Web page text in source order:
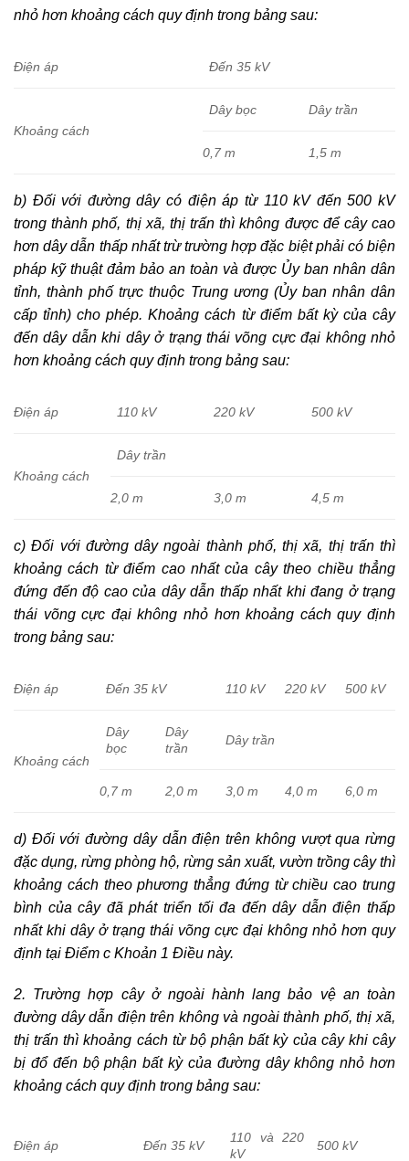
nhỏ hơn khoảng cách quy định trong bảng sau:
Điện áp Đến 35 kV
Khoảng cách
Dây bọc Dây trần
0,7 m 1,5 m
b) Đối với đường dây có điện áp từ 110 kV đến 500 kV
trong thành phố, thị xã, thị trấn thì không được để cây cao
hơn dây dẫn thấp nhất trừ trường hợp đặc biệt phải có biện
pháp kỹ thuật đảm bảo an toàn và được Ủy ban nhân dân
tỉnh, thành phố trực thuộc Trung ương (Ủy ban nhân dân
cấp tỉnh) cho phép. Khoảng cách từ điểm bất kỳ của cây
đến dây dẫn khi dây ở trạng thái võng cực đại không nhỏ
hơn khoảng cách quy định trong bảng sau:
Điện áp 110 kV 220 kV 500 kV
Khoảng cách
Dây trần
2,0 m 3,0 m 4,5 m
c) Đối với đường dây ngoài thành phố, thị xã, thị trấn thì
khoảng cách từ điểm cao nhất của cây theo chiều thẳng
đứng đến độ cao của dây dẫn thấp nhất khi đang ở trạng
thái võng cực đại không nhỏ hơn khoảng cách quy định
trong bảng sau:
Điện áp Đến 35 kV 110 kV 220 kV 500 kV
Khoảng cách
Dây
bọc
Dây
trần
Dây trần
0,7 m 2,0 m 3,0 m 4,0 m 6,0 m
d) Đối với đường dây dẫn điện trên không vượt qua rừng
đặc dụng, rừng phòng hộ, rừng sản xuất, vườn trồng cây thì
khoảng cách theo phương thẳng đứng từ chiều cao trung
bình của cây đã phát triển tối đa đến dây dẫn điện thấp
nhất khi dây ở trạng thái võng cực đại không nhỏ hơn quy
định tại Điểm c Khoản 1 Điều này.
2. Trường hợp cây ở ngoài hành lang bảo vệ an toàn
đường dây dẫn điện trên không và ngoài thành phố, thị xã,
thị trấn thì khoảng cách từ bộ phận bất kỳ của cây khi cây
bị đổ đến bộ phận bất kỳ của đường dây không nhỏ hơn
khoảng cách quy định trong bảng sau:
Điện áp Đến 35 kV
110 và 220
kV
500 kV